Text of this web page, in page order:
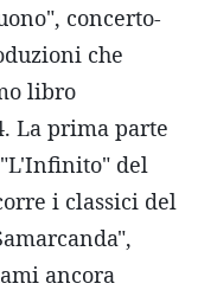
concerto-
che
libro
La prima parte
del
i classici del
ancora